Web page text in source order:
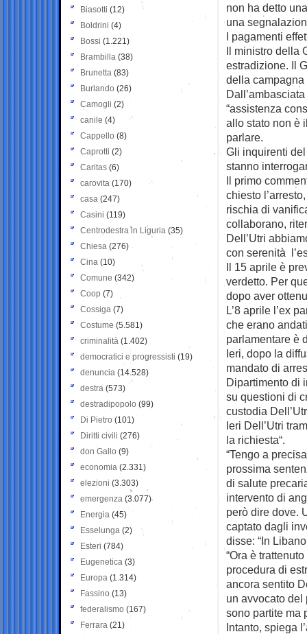
non ha detto
una
I pagamenti
Il ministro della
estradizione. Il
della
“assistenza
allo stato non è
parlare.
Gli inquirenti
stanno
Il primo
chiesto
rischia di
collaborano,
Dell’Utri
con serenità
Il 15 aprile è
verdetto. Per
dopo aver
L’8 aprile l’ex
che erano
parlamentare è
Ieri, dopo la
mandato di
Dipartimento di
su questioni di
custodia
Ieri Dell’Utri
la richiesta“.
“Tengo a
prossima
di salute
intervento di
però dire dove.
captato dagli
disse: “In
“Ora è
procedura di
ancora sentito
un avvocato
sono partite ma
Intanto, spiega
Biasotti (12)
Boldrini (4)
Bossi (1.221)
Brambilla (38)
Brunetta (83)
Burlando (26)
Camogli (2)
canile (4)
Cappello (8)
Caprotti (2)
Caritas (6)
carovita (170)
casa (247)
Casini (119)
Centrodestra in Liguria (35)
Chiesa (276)
Cina (10)
Comune (342)
Coop (7)
Cossiga (7)
Costume (5.581)
criminalità (1.402)
democratici e progressisti (19)
denuncia (14.528)
destra (573)
destradipopolo (99)
Di Pietro (101)
Diritti civili (276)
don Gallo (9)
economia (2.331)
elezioni (3.303)
emergenza (3.077)
Energia (45)
Esselunga (2)
Esteri (784)
Eugenetica (3)
Europa (1.314)
Fassino (13)
federalismo (167)
Ferrara (21)